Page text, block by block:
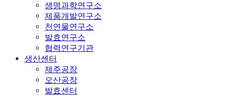
생명과학연구소
제품개발연구소
천연물연구소
발효연구소
협력연구기관
생산센터
제주공장
오산공장
발효센터